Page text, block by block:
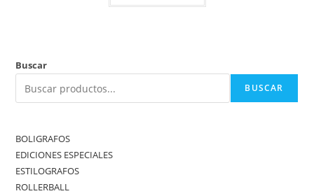
Buscar
BUSCAR
BOLIGRAFOS
EDICIONES ESPECIALES
ESTILOGRAFOS
ROLLERBALL